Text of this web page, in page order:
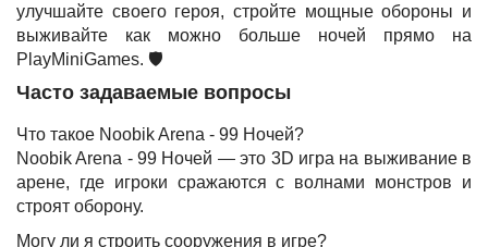
улучшайте своего героя, стройте мощные обороны и
выживайте как можно больше ночей прямо на
PlayMiniGames. 🛡️
Часто задаваемые вопросы
Что такое Noobik Arena - 99 Ночей?
Noobik Arena - 99 Ночей — это 3D игра на выживание в
арене, где игроки сражаются с волнами монстров и
строят оборону.
Могу ли я строить сооружения в игре?